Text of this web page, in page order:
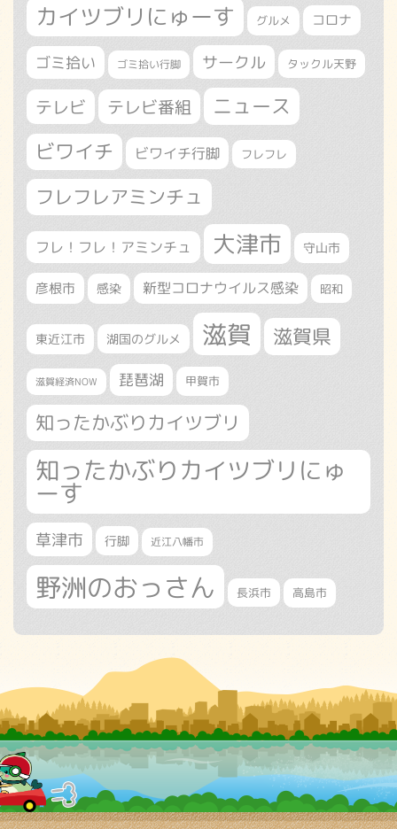
カイツブリにゅーす グルメ コロナ
ゴミ拾い ゴミ拾い行脚 サークル タックル天野
テレビ テレビ番組 ニュース
ビワイチ ビワイチ行脚 フレフレ
フレフレアミンチュ
フレ！フレ！アミンチュ 大津市 守山市
彦根市 感染 新型コロナウイルス感染 昭和
東近江市 湖国のグルメ 滋賀 滋賀県
滋賀経済NOW 琵琶湖 甲賀市
知ったかぶりカイツブリ
知ったかぶりカイツブリにゅ
ーす
草津市 行脚 近江八幡市
野洲のおっさん 長浜市 高島市